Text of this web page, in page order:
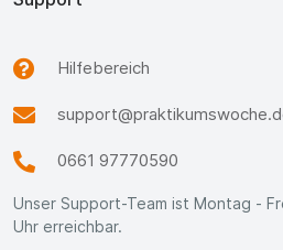
Hilfebereich
0661 97770590
Unser Support-Team ist Montag -
Uhr erreichbar.